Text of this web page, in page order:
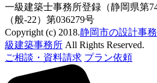
一級建築士事務所登録（静岡県第
（般-22）第036279号
Copyright (c) 2018.静岡市の設計事
級建築事務所 All Rights Reserved.
ご相談・資料請求 プラン依頼